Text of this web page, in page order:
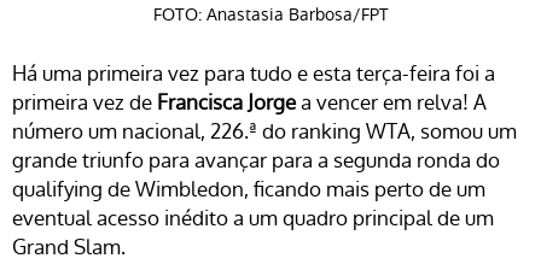
FOTO: Anastasia Barbosa/FPT
Há uma primeira vez para tudo e esta terça-feira foi a
primeira vez de Francisca Jorgea vencer em relva! A
número um nacional, 226.ª do ranking WTA, somou um
grande triunfo para avançar para a segunda ronda do
qualifying de Wimbledon, ficando mais perto de um
eventual acesso inédito a um quadro principal de um
Grand Slam.